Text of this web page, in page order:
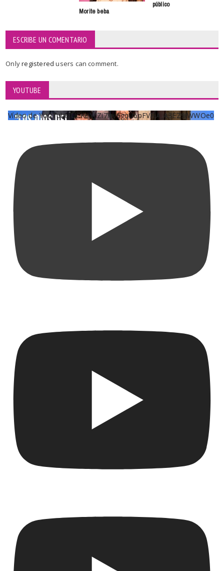
Morite beba
público
ESCRIBE UN COMENTARIO
Onlyregisteredusers can comment.
YOUTUBE
Vídeo de YouTube UCKqYjiZi7lzy6gqU6pFVFiA_A3EZ9JWWOe0